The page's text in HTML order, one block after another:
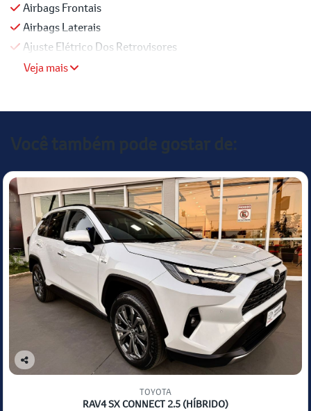
Airbags Frontais
Airbags Laterais
Ajuste Elétrico Dos Retrovisores
Veja mais
Co
TOYOTA
RAV4 SX CONNECT 2.5 (HÍBRIDO)